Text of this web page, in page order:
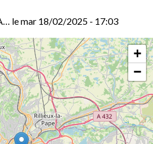
lemar 18/02/2025 - 17:03
+
−